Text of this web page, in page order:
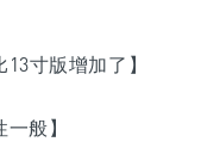
寸版增加了】
般】